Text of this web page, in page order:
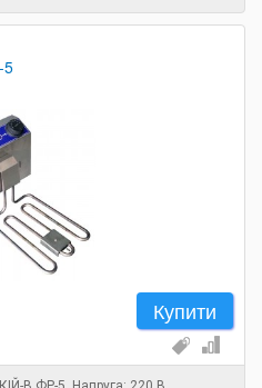
5
Купити